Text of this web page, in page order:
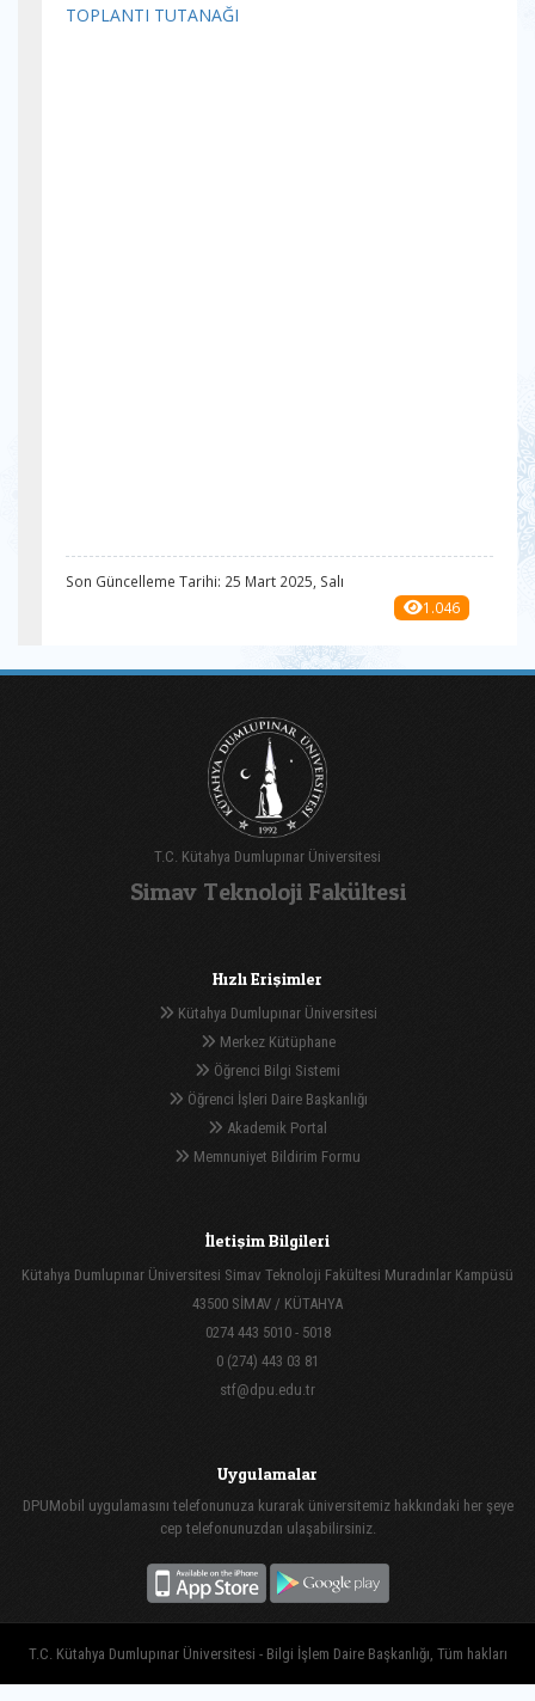
TOPLANTI TUTANAĞI
Son Güncelleme Tarihi: 25 Mart 2025, Salı
1.046
T.C. Kütahya Dumlupınar Üniversitesi
Simav Teknoloji Fakültesi
Hızlı Erişimler
Kütahya Dumlupınar Üniversitesi
Merkez Kütüphane
Öğrenci Bilgi Sistemi
Öğrenci İşleri Daire Başkanlığı
Akademik Portal
Memnuniyet Bildirim Formu
İletişim Bilgileri
Kütahya Dumlupınar Üniversitesi Simav Teknoloji Fakültesi Muradınlar Kampüsü
43500 SİMAV / KÜTAHYA
0274 443 5010 - 5018
0 (274) 443 03 81
stf@dpu.edu.tr
Uygulamalar
DPUMobil uygulamasını telefonunuza kurarak üniversitemiz hakkındaki her şeye
cep telefonunuzdan ulaşabilirsiniz.
T.C. Kütahya Dumlupınar Üniversitesi - Bilgi İşlem Daire Başkanlığı, Tüm hakları